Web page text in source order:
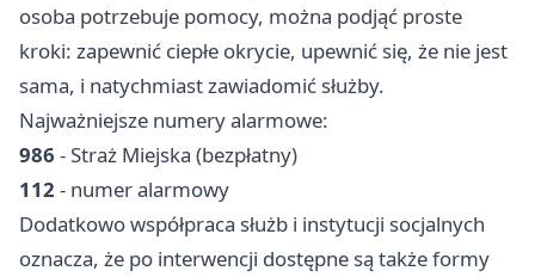
osoba potrzebuje pomocy, można podjąć proste
kroki: zapewnić ciepłe okrycie, upewnić się, że nie jest
sama, i natychmiast zawiadomić służby.
Najważniejsze numery alarmowe:
986 - Straż Miejska (bezpłatny)
112 - numer alarmowy
Dodatkowo współpraca służb i instytucji socjalnych
oznacza, że po interwencji dostępne są także formy